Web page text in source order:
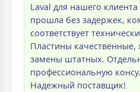
Laval для нашего
прошла без задержек,
соответствует
Пластины
замены штатных.
профессиональную
Надежный поставщик!